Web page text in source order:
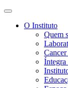
O Instituto
Quem
Íntegra